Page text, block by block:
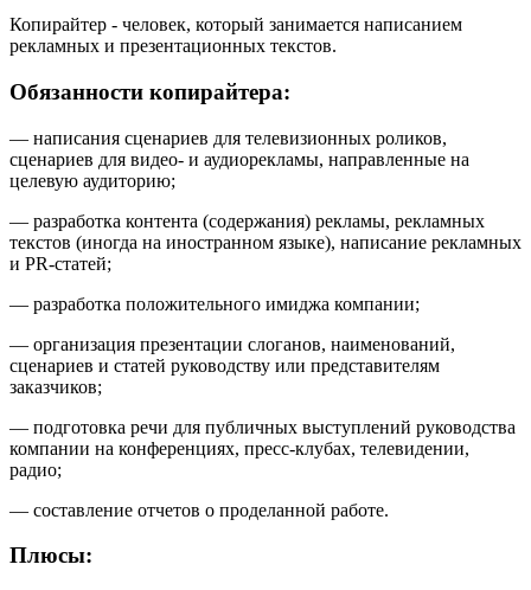
Копирайтер - человек, который занимается написанием
рекламных и презентационных текстов.
Обязанности копирайтера:
— написания сценариев для телевизионных роликов,
сценариев для видео- и аудиорекламы, направленные на
целевую аудиторию;
— разработка контента (содержания) рекламы, рекламных
текстов (иногда на иностранном языке), написание рекламных
и PR-статей;
— разработка положительного имиджа компании;
— организация презентации слоганов, наименований,
сценариев и статей руководству или представителям
заказчиков;
— подготовка речи для публичных выступлений руководства
компании на конференциях, пресс-клубах, телевидении,
радио;
— составление отчетов о проделанной работе.
Плюсы: